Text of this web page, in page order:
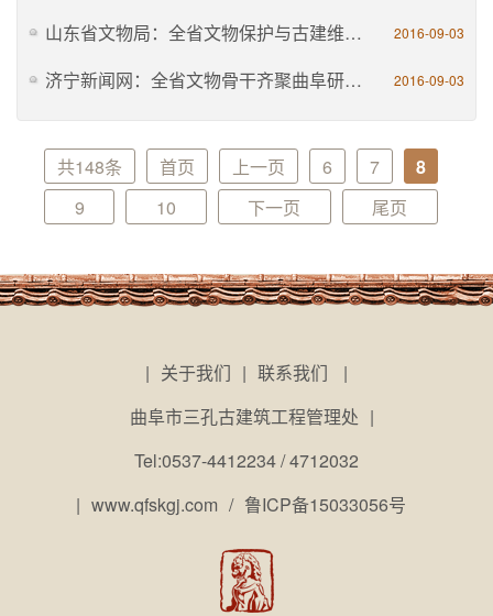
山东省文物局：全省文物保护与古建维修高级研修班在曲阜举行 2016-09-03
济宁新闻网：全省文物骨干齐聚曲阜研学古建筑维修技艺 2016-09-03
共148条 首页 上一页 6 7
8
9
10 下一页 尾页
| 关于我们 | 联系我们
|
曲阜市三孔古建筑工程管理处 |
Tel:0537-4412234 / 4712032
| www.qfskgj.com / 鲁ICP备15033056号